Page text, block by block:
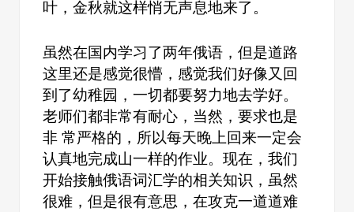
叶，金秋就这样悄无声息地来了。
虽然在国内学习了两年俄语，但是道路
这里还是感觉很懵，感觉我们好像又回
到了幼稚园，一切都要努力地去学好。
老师们都非常有耐心，当然，要求也是
非 常严格的，所以每天晚上回来一定会
认真地完成山一样的作业。现在，我们
开始接触俄语词汇学的相关知识，虽然
很难，但是很有意思，在攻克一道道难